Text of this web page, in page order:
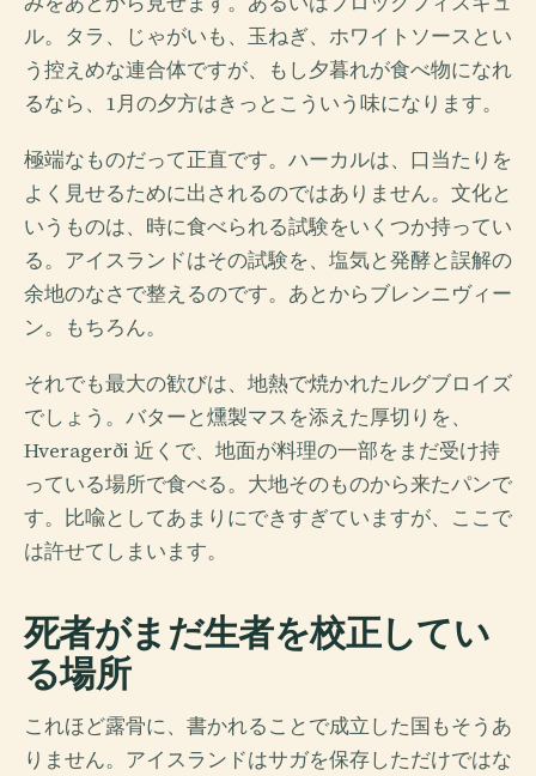
ル。タラ、じゃがいも、玉ねぎ、ホワイトソースとい
う控えめな連合体ですが、もし夕暮れが食べ物になれ
るなら、1月の夕方はきっとこういう味になります。
極端なものだって正直です。ハーカルは、口当たりを
よく見せるために出されるのではありません。文化と
いうものは、時に食べられる試験をいくつか持ってい
る。アイスランドはその試験を、塩気と発酵と誤解の
余地のなさで整えるのです。あとからブレンニヴィー
ン。もちろん。
それでも最大の歓びは、地熱で焼かれたルグブロイズ
でしょう。バターと燻製マスを添えた厚切りを、
Hveragerði 近くで、地面が料理の一部をまだ受け持
っている場所で食べる。大地そのものから来たパンで
す。比喩としてあまりにできすぎていますが、ここで
は許せてしまいます。
死者がまだ生者を校正してい
る場所
これほど露骨に、書かれることで成立した国もそうあ
りません。アイスランドはサガを保存しただけではな